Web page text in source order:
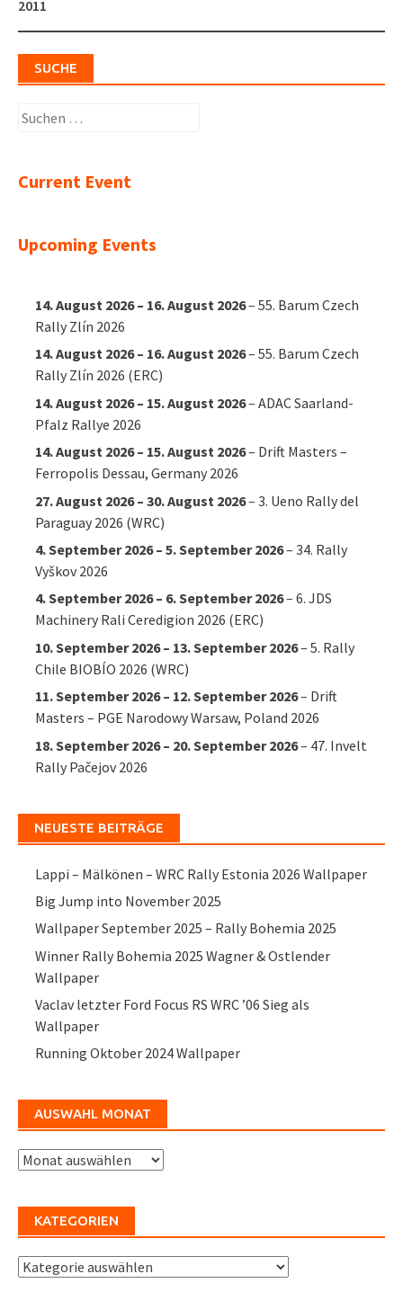
2011
SUCHE
Suchen
Current Event
Upcoming Events
14. August 2026– 16. August 2026–55. Barum Czech
Rally Zlín 2026
14. August 2026– 16. August 2026–55. Barum Czech
Rally Zlín 2026 (ERC)
14. August 2026– 15. August 2026–ADAC Saarland-
Pfalz Rallye 2026
14. August 2026– 15. August 2026– Drift Masters –
Ferropolis Dessau, Germany 2026
27. August 2026– 30. August 2026–3. Ueno Rally del
Paraguay 2026 (WRC)
4. September 2026– 5. September 2026–34. Rally
Vyškov 2026
4. September 2026– 6. September 2026–6. JDS
Machinery Rali Ceredigion 2026 (ERC)
10. September 2026– 13. September 2026–5. Rally
Chile BIOBÍO 2026 (WRC)
11. September 2026– 12. September 2026– Drift
Masters – PGE Narodowy Warsaw, Poland 2026
18. September 2026– 20. September 2026– 47. Invelt
Rally Pačejov 2026
NEUESTE BEITRÄGE
Lappi – Mälkönen – WRC Rally Estonia 2026 Wallpaper
Big Jump into November 2025
Wallpaper September 2025 – Rally Bohemia 2025
Winner Rally Bohemia 2025 Wagner & Ostlender
Wallpaper
Vaclav letzter Ford Focus RS WRC ’06 Sieg als
Wallpaper
Running Oktober 2024 Wallpaper
AUSWAHL MONAT
Auswahl
KATEGORIEN
Kategorien